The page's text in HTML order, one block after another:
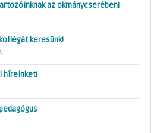
az okmánycserében!
keresünk!
híreinket!